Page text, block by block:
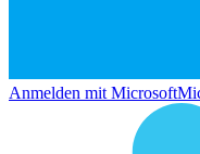
Anmelden mit Microsoft